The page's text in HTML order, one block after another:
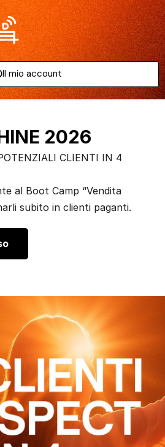
Il mio account
2026
CLIENTI IN 4
al Boot Camp “Vendita
subito in clienti paganti.